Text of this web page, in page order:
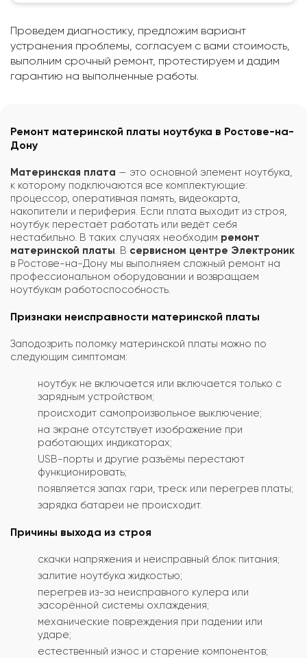
Проведем диагностику, предложим вариант
устранения проблемы, согласуем с вами стоимость,
выполним срочный ремонт, протестируем и дадим
гарантию на выполненные работы.
Ремонт материнской платы ноутбука в Ростове-на-
Дону
Материнская плата — это основной элемент ноутбука,
к которому подключаются все комплектующие:
процессор, оперативная память, видеокарта,
накопители и периферия. Если плата выходит из строя,
ноутбук перестаёт работать или ведёт себя
нестабильно. В таких случаях необходим ремонт
материнской платы . В сервисном центре Электроник
в Ростове-на-Дону мы выполняем сложный ремонт на
профессиональном оборудовании и возвращаем
ноутбукам работоспособность.
Признаки неисправности материнской платы
Заподозрить поломку материнской платы можно по
следующим симптомам:
ноутбук не включается или включается только с
зарядным устройством;
происходит самопроизвольное выключение;
на экране отсутствует изображение при
работающих индикаторах;
USB-порты и другие разъёмы перестают
функционировать;
появляется запах гари, треск или перегрев платы;
зарядка батареи не происходит.
Причины выхода из строя
скачки напряжения и неисправный блок питания;
залитие ноутбука жидкостью;
перегрев из-за неисправного кулера или
засорённой системы охлаждения;
механические повреждения при падении или
ударе;
естественный износ и старение компонентов;